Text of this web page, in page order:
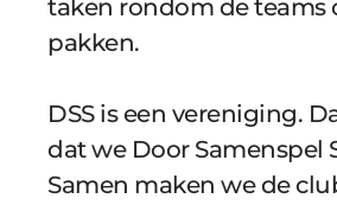
taken rondom de teams
pakken.
DSS is een vereniging.
dat we Door Samenspel
Samen maken we de